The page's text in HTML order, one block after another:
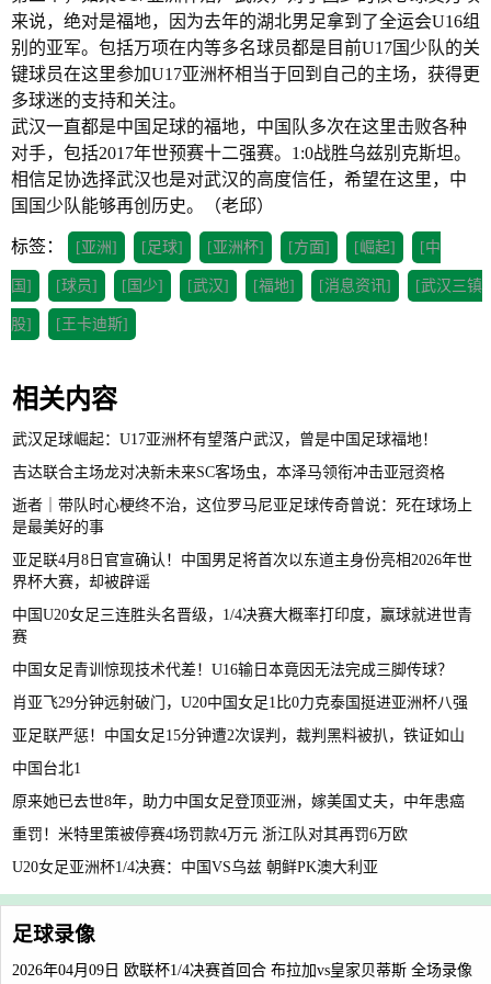
来说，绝对是福地，因为去年的湖北男足拿到了全运会U16组
别的亚军。包括万项在内等多名球员都是目前U17国少队的关
键球员在这里参加U17亚洲杯相当于回到自己的主场，获得更
多球迷的支持和关注。
武汉一直都是中国足球的福地，中国队多次在这里击败各种
对手，包括2017年世预赛十二强赛。1:0战胜乌兹别克斯坦。
相信足协选择武汉也是对武汉的高度信任，希望在这里，中
国国少队能够再创历史。（老邱）
标签： [亚洲] [足球] [亚洲杯] [方面] [崛起] [中
国] [球员] [国少] [武汉] [福地] [消息资讯] [武汉三镇
股] [王卡迪斯]
相关内容
武汉足球崛起：U17亚洲杯有望落户武汉，曾是中国足球福地！
吉达联合主场龙对决新未来SC客场虫，本泽马领衔冲击亚冠资格
逝者｜带队时心梗终不治，这位罗马尼亚足球传奇曾说：死在球场上
是最美好的事
亚足联4月8日官宣确认！中国男足将首次以东道主身份亮相2026年世
界杯大赛，却被辟谣
中国U20女足三连胜头名晋级，1/4决赛大概率打印度，赢球就进世青
赛
中国女足青训惊现技术代差！U16输日本竟因无法完成三脚传球？
肖亚飞29分钟远射破门，U20中国女足1比0力克泰国挺进亚洲杯八强
亚足联严惩！中国女足15分钟遭2次误判，裁判黑料被扒，铁证如山
中国台北1
原来她已去世8年，助力中国女足登顶亚洲，嫁美国丈夫，中年患癌
重罚！米特里策被停赛4场罚款4万元 浙江队对其再罚6万欧
U20女足亚洲杯1/4决赛：中国VS乌兹 朝鲜PK澳大利亚
足球录像
2026年04月09日 欧联杯1/4决赛首回合 布拉加vs皇家贝蒂斯 全场录像